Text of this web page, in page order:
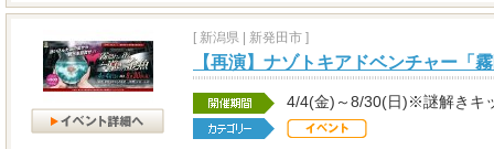
[ 新潟県 新発田市 ]
【再演】ナゾトキアドベンチャー「
4/4(金)～8/30(日)※謎解きキ